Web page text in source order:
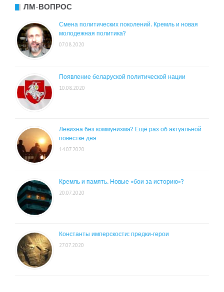
ЛМ-ВОПРОС
Смена политических поколений. Кремль и новая
молодежная политика?
07.08.2020
Появление беларуской политической нации
10.08.2020
Левизна без коммунизма? Ещё раз об актуальной
повестке дня
14.07.2020
Кремль и память. Новые «бои за историю»?
20.07.2020
Константы имперскости: предки-герои
27.07.2020